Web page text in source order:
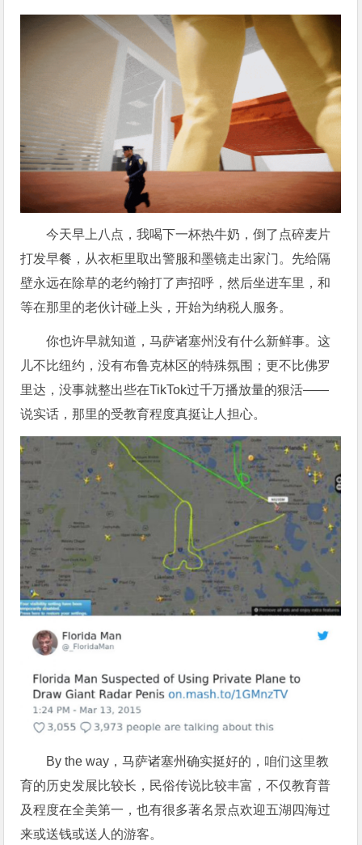
今天早上八点，我喝下一杯热牛奶，倒了点碎麦片
打发早餐，从衣柜里取出警服和墨镜走出家门。先给隔
壁永远在除草的老约翰打了声招呼，然后坐进车里，和
等在那里的老伙计碰上头，开始为纳税人服务。
你也许早就知道，马萨诸塞州没有什么新鲜事。这
儿不比纽约，没有布鲁克林区的特殊氛围；更不比佛罗
里达，没事就整出些在TikTok过千万播放量的狠活——
说实话，那里的受教育程度真挺让人担心。
By the way，马萨诸塞州确实挺好的，咱们这里教
育的历史发展比较长，民俗传说比较丰富，不仅教育普
及程度在全美第一，也有很多著名景点欢迎五湖四海过
来或送钱或送人的游客。